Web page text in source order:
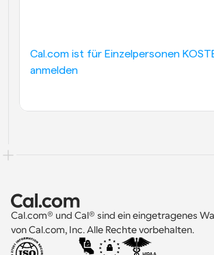
Cal.com ist für Einzelpersonen
anmelden
Cal.com® und Cal® sind ein eingetragenes
von Cal.com, Inc. Alle Rechte vorbehalten.